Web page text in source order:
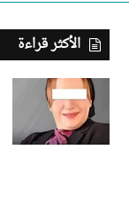
يفكك
جذور
العنف
الأسري
الأكثر قراءة